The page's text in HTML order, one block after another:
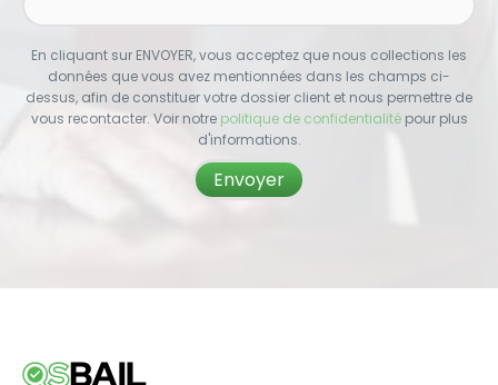
En cliquant sur ENVOYER, vous acceptez que nous collections les
données que vous avez mentionnées dans les champs ci-
dessus, afin de constituer votre dossier client et nous permettre de
vous recontacter. Voir notre politique de confidentialitépour plus
d'informations.